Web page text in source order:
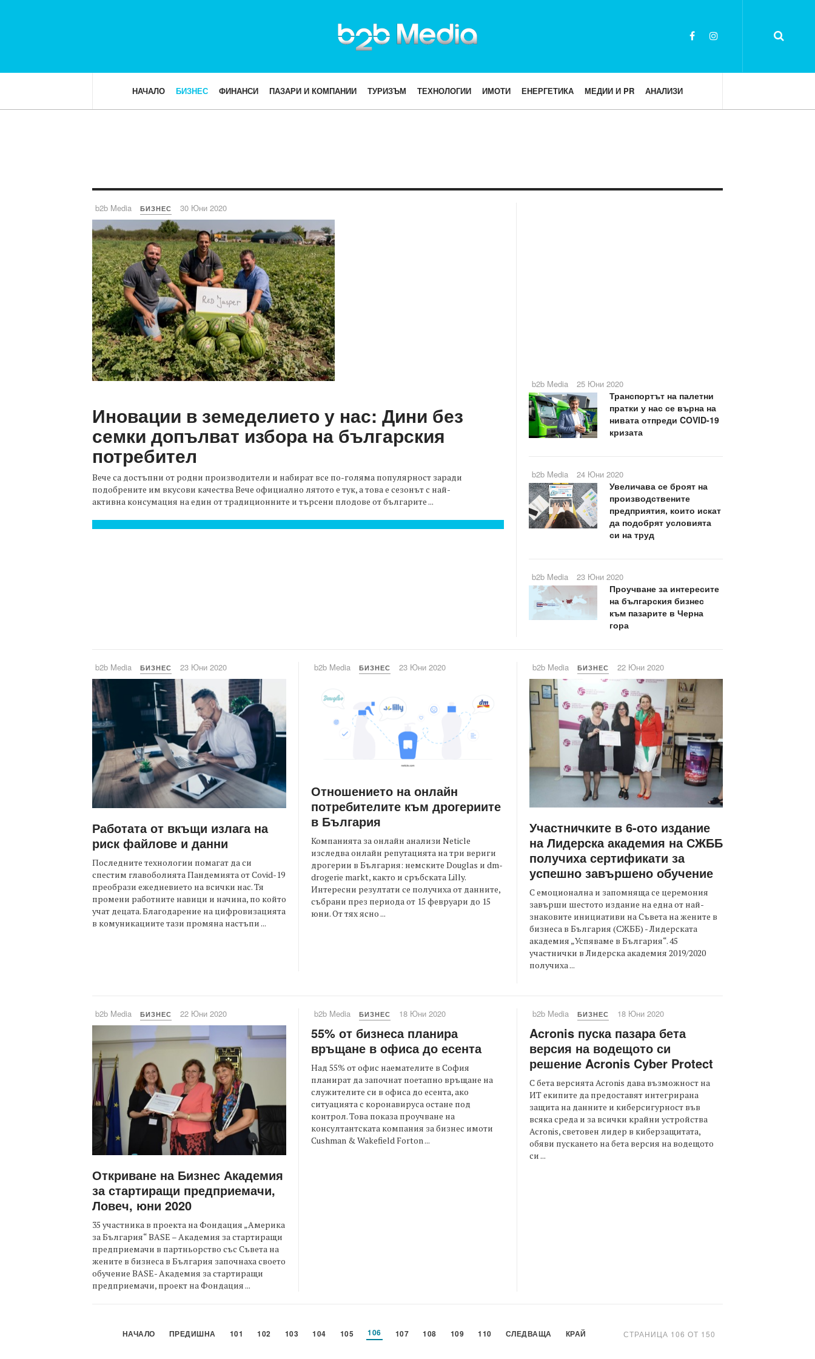
НАЧАЛО БИЗНЕС ФИНАНСИ ПАЗАРИ И КОМПАНИИ ТУРИЗЪМ ТЕХНОЛОГИИ ИМОТИ ЕНЕРГЕТИКА МЕДИИ И PR АНАЛИЗИ
b2b Media БИЗНЕС 30 Юни 2020
Иновации в земеделието у нас: Дини без
семки допълват избора на българския
потребител
Вече са достъпни от родни производители и набират все по-голяма популярност заради
подобрените им вкусови качества Вече официално лятото е тук, а това е сезонът с най-
активна консумация на един от традиционните и търсени плодове от българите ...
b2b Media 25 Юни 2020
Транспортът на палетни
пратки у нас се върна на
нивата отпреди COVID-19
кризата
b2b Media 24 Юни 2020
Увеличава се броят на
производствените
предприятия, които искат
да подобрят условията
си на труд
b2b Media 23 Юни 2020
Проучване за интересите
на българския бизнес
към пазарите в Черна
гора
b2b Media БИЗНЕС 23 Юни 2020
Работата от вкъщи излага на
риск файлове и данни
Последните технологии помагат да си
спестим главоболията Пандемията от Covid-19
преобрази ежедневието на всички нас. Тя
промени работните навици и начина, по който
учат децата. Благодарение на цифровизацията
в комуникациите тази промяна настъпи ...
b2b Media БИЗНЕС 23 Юни 2020
Отношението на онлайн
потребителите към дрогериите
в България
Компанията за онлайн анализи Neticle
изследва онлайн репутацията на три вериги
дрогерии в България: немските Douglas и dm-
drogerie markt, както и сръбската Lilly.
Интересни резултати се получиха от данните,
събрани през периода от 15 февруари до 15
юни. От тях ясно ...
b2b Media БИЗНЕС 22 Юни 2020
Участничките в 6-ото издание
на Лидерска академия на СЖББ
получиха сертификати за
успешно завършено обучение
С емоционална и запомняща се церемония
завърши шестото издание на една от най-
знаковите инициативи на Съвета на жените в
бизнеса в България (СЖББ) - Лидерската
академия „Успяваме в България“. 45
участнички в Лидерска академия 2019/2020
получиха ...
b2b Media БИЗНЕС 22 Юни 2020
Откриване на Бизнес Академия
за стартиращи предприемачи,
Ловеч, юни 2020
35 участника в проекта на Фондация „Америка
за България“ BASE – Академия за стартиращи
предприемачи в партньорство със Съвета на
жените в бизнеса в България започнаха своето
обучение BASE- Академия за стартиращи
предприемачи, проект на Фондация ...
b2b Media БИЗНЕС 18 Юни 2020
55% от бизнеса планира
връщане в офиса до есента
Над 55% от офис наемателите в София
планират да започнат поетапно връщане на
служителите си в офиса до есента, ако
ситуацията с коронавируса остане под
контрол. Това показа проучване на
консултантската компания за бизнес имоти
Cushman & Wakefield Forton ...
b2b Media БИЗНЕС 18 Юни 2020
Acronis пуска пазара бета
версия на водещото си
решение Acronis Cyber Protect
С бета версията Acronis дава възможност на
ИТ екипите да предоставят интегрирана
защита на данните и киберсигурност във
всяка среда и за всички крайни устройства
Acronis, световен лидер в киберзащитата,
обяви пускането на бета версия на водещото
си ...
СТРАНИЦА 106 ОТ 150
НАЧАЛО ПРЕДИШНА 101 102 103 104 105 106 107 108 109 110 СЛЕДВАЩА КРАЙ